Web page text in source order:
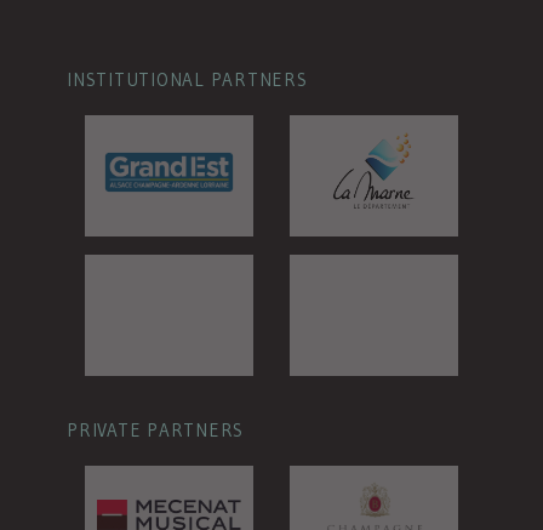
INSTITUTIONAL PARTNERS
PRIVATE PARTNERS